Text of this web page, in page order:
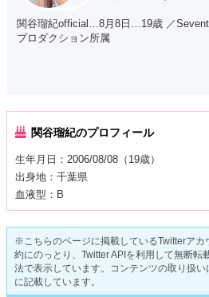
ツイッターでは中学1年生の頃から自
るので、可愛すぎるるきちゃんの当
みてね！
関谷瑠紀official…8月8日…19歳 ／
プロダクション所属
関谷瑠紀のプロフィール
生年月日：2006/08/08（19歳）
出身地：千葉県
血液型：B
※こちらのページに掲載しているTwitterアカ
約にのっとり、Twitter APIを利用して無断転
法で表示しています。コンテンツの取り扱
に記載しています。